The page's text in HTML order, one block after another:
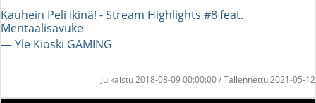
Kauhein Peli Ikinä! - Stream Highlights #8 feat.
Mentaalisavuke
― Yle Kioski GAMING
Julkaistu 2018-08-09 00:00:00 / Tallennettu 2021-05-12